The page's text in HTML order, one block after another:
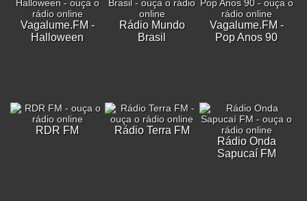
Vagalume.FM -
Halloween
Rádio Mundo
Brasil
Vagalume.FM -
Pop Anos 90
RDR FM
Rádio Terra FM
Rádio Onda
Sapucaí FM